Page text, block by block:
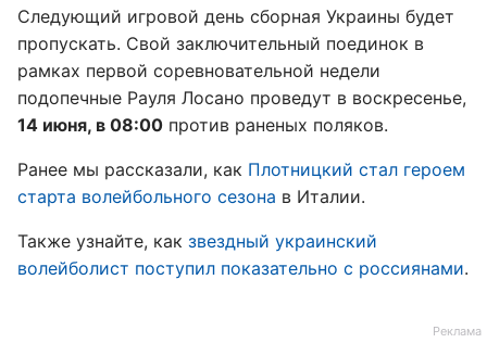
Следующий игровой день сборная Украины будет
пропускать. Свой заключительный поединок в
рамках первой соревновательной недели
подопечные Рауля Лосано проведут в воскресенье,
14 июня, в 08:00 против раненых поляков.
Ранее мы рассказали, как Плотницкий стал героем
старта волейбольного сезона в Италии.
Также узнайте, как звездный украинский
волейболист поступил показательно с россиянами.